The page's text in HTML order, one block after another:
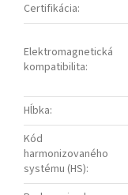
Certifikácia:
Elektromagnetická
kompatibilita:
Hĺbka:
Kód
harmonizovaného
systému (HS):